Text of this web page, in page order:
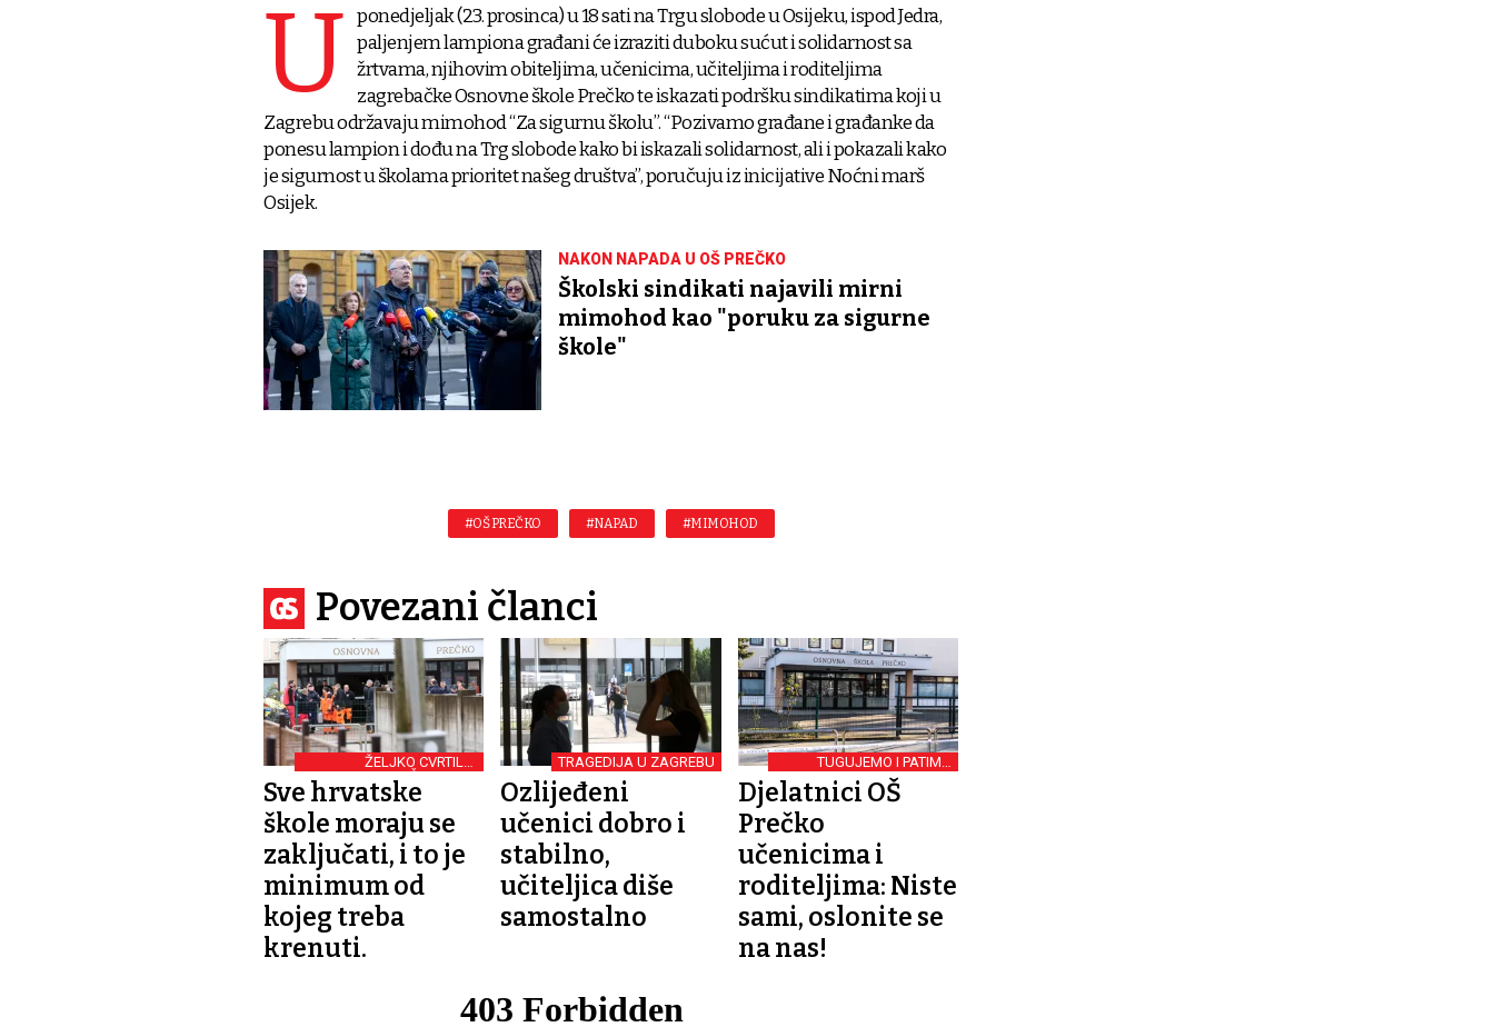
U ponedjeljak (23. prosinca) u 18 sati na Trgu slobode u Osijeku, ispod Jedra,
paljenjem lampiona građani će izraziti duboku sućut i solidarnost sa
žrtvama, njihovim obiteljima, učenicima, učiteljima i roditeljima
zagrebačke Osnovne škole Prečko te iskazati podršku sindikatima koji u
Zagrebu održavaju mimohod “Za sigurnu školu”. “Pozivamo građane i građanke da
ponesu lampion i dođu na Trg slobode kako bi iskazali solidarnost, ali i pokazali kako
je sigurnost u školama prioritet našeg društva”, poručuju iz inicijative Noćni marš
Osijek.
NAKON NAPADA U OŠ PREČKO
Školski sindikati najavili mirni
mimohod kao "poruku za sigurne
škole"
#OŠ PREČKO #NAPAD #MIMOHOD
Povezani članci
ŽELJKO CVRTILA,
STRUČNJAK ZA
SIGURNOST
Sve hrvatske
škole moraju se
zaključati, i to je
minimum od
kojeg treba
krenuti.
TRAGEDIJA U ZAGREBU
Ozlijeđeni
učenici dobro i
stabilno,
učiteljica diše
samostalno
TUGUJEMO I PATIMO
ZAJEDNO
Djelatnici OŠ
Prečko
učenicima i
roditeljima: Niste
sami, oslonite se
na nas!